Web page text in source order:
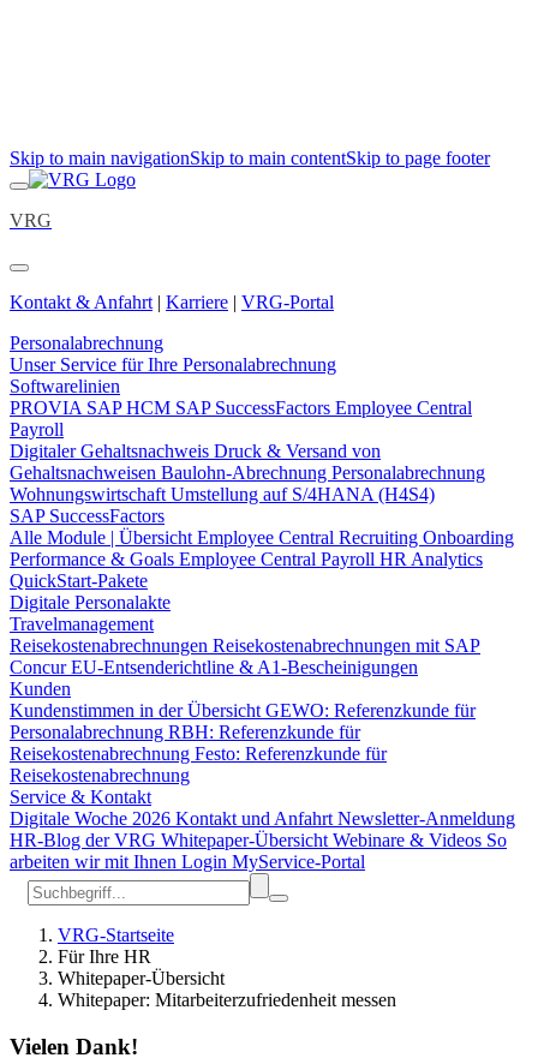
Skip to main navigationSkip to main contentSkip to page footer
VRG
Kontakt & Anfahrt | Karriere | VRG-Portal
Personalabrechnung
Unser Service für Ihre Personalabrechnung
Softwarelinien
PROVIA SAP HCM SAP SuccessFactors Employee Central
Payroll
Digitaler Gehaltsnachweis Druck & Versand von
Gehaltsnachweisen Baulohn-Abrechnung Personalabrechnung
Wohnungswirtschaft Umstellung auf S/4HANA (H4S4)
SAP SuccessFactors
Alle Module | Übersicht Employee Central Recruiting Onboarding
Performance & Goals Employee Central Payroll HR Analytics
QuickStart-Pakete
Digitale Personalakte
Travelmanagement
Reisekostenabrechnungen Reisekostenabrechnungen mit SAP
ConcurEU-Entsenderichtline & A1-Bescheinigungen
Kunden
Kundenstimmen in der Übersicht GEWO: Referenzkunde für
Personalabrechnung RBH: Referenzkunde für
Reisekostenabrechnung Festo: Referenzkunde für
Reisekostenabrechnung
Service & Kontakt
Digitale Woche 2026 Kontakt und Anfahrt Newsletter-Anmeldung
HR-Blog der VRG Whitepaper-Übersicht Webinare & Videos So
arbeiten wir mit Ihnen Login MyService-Portal
VRG-Startseite
Für Ihre HR
Whitepaper-Übersicht
Whitepaper: Mitarbeiterzufriedenheit messen
Vielen Dank!